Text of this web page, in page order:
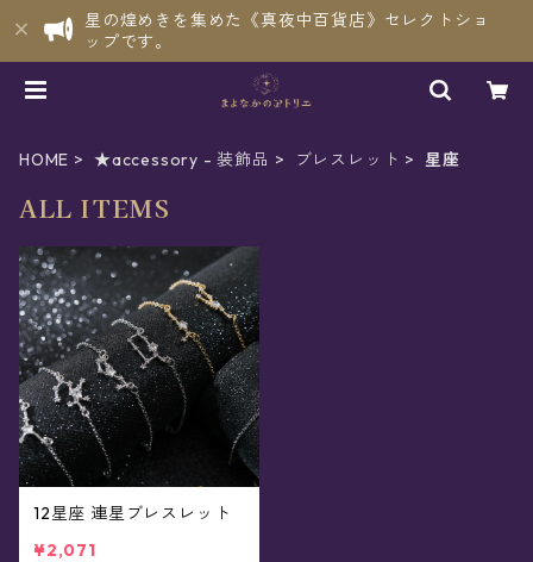
星の煌めきを集めた《真夜中百貨店》セレクトショ
ップです。
HOME ★accessory - 装飾品 ブレスレット 星座
ALL ITEMS
12星座 連星ブレスレット
¥2,071